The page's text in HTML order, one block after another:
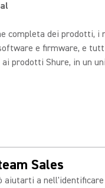
completa dei prodotti,
e firmware, e
prodotti Shure, in un
Sales
aiutarti a